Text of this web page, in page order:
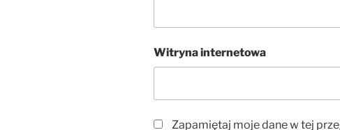
Witryna internetowa
Zapamiętaj moje dane w tej